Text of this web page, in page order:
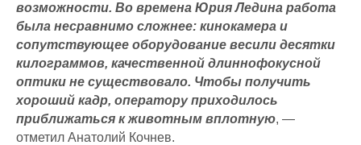
возможности. Во времена Юрия Ледина работа
была несравнимо сложнее: кинокамера и
сопутствующее оборудование весили десятки
килограммов, качественной длиннофокусной
оптики не существовало. Чтобы получить
хороший кадр, оператору приходилось
приближаться к животным вплотную, —
отметил Анатолий Кочнев.